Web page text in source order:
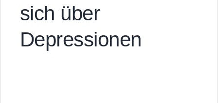
sich über
Depressionen